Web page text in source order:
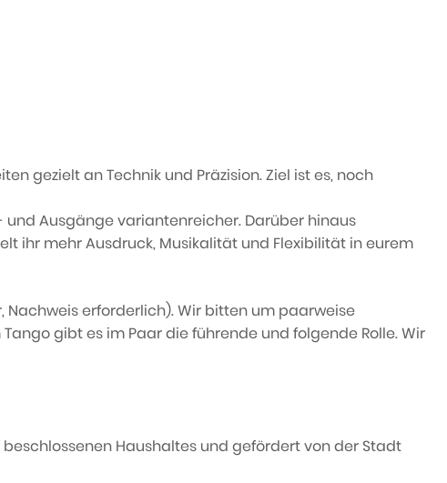
gezielt an Technik und Präzision. Ziel ist es, noch
Ausgänge variantenreicher. Darüber hinaus
ihr mehr Ausdruck, Musikalität und Flexibilität in eurem
Nachweis erforderlich). Wir bitten um paarweise
gibt es im Paar die führende und folgende Rolle. Wir
Haushaltes und gefördert von der Stadt